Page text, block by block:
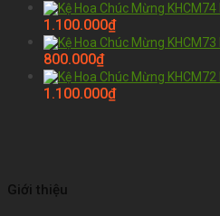
1.100.000₫
800.000₫
1.100.000₫
Giới thiệu